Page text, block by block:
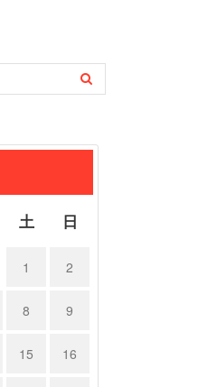
土 日
1 2
8 9
15 16